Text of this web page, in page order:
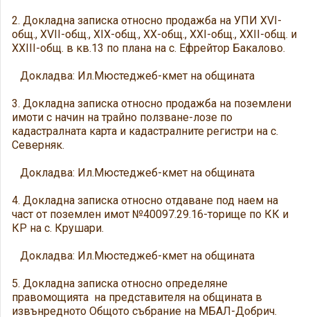
2. Докладна записка относно продажба на УПИ XVI-
общ., XVII-общ., XIX-общ., XX-общ., XXI-общ., XXII-общ. и
XXIII-общ. в кв.13 по плана на с. Ефрейтор Бакалово.
Докладва: Ил.Мюстеджеб-кмет на общината
3. Докладна записка относно продажба на поземлени
имоти с начин на трайно ползване-лозе по
кадастралната карта и кадастралните регистри на с.
Северняк.
Докладва: Ил.Мюстеджеб-кмет на общината
4. Докладна записка относно отдаване под наем на
част от поземлен имот №40097.29.16-торище по КК и
КР на с. Крушари.
Докладва: Ил.Мюстеджеб-кмет на общината
5. Докладна записка относно определяне
правомощията на представителя на общината в
извънредното Общото събрание на МБАЛ-Добрич.